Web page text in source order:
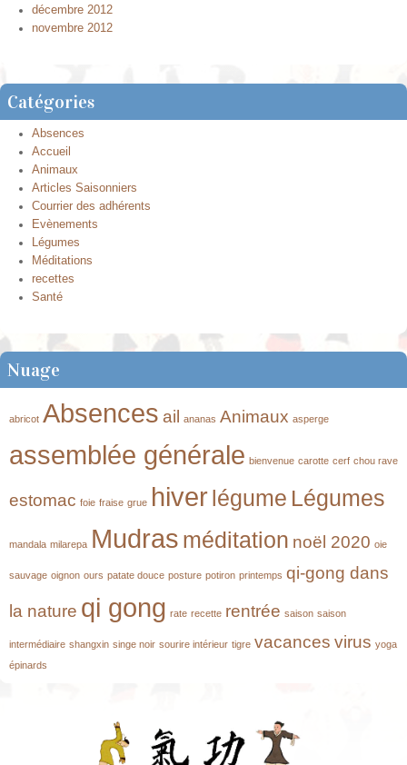
décembre 2012
novembre 2012
Catégories
Absences
Accueil
Animaux
Articles Saisonniers
Courrier des adhérents
Evènements
Légumes
Méditations
recettes
Santé
Nuage
abricot Absences ail ananas Animaux asperge
assemblée générale bienvenue carotte cerf chou rave
estomac foie fraise grue hiverlégume Légumes
mandala milarepa Mudras méditation noël 2020 oie
sauvage oignon ours patate douce posture potiron printemps qi-gong dans
la nature qi gong rate recette rentrée saison saison
intermédiaire shangxin singe noir sourire intérieur tigre vacances virus yoga
épinards